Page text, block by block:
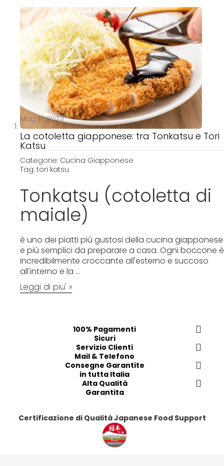
Mag 17 2023
La cotoletta giapponese: tra Tonkatsu e Tori
Katsu
Categorie: Cucina Giapponese
Tag: tori katsu
Tonkatsu (cotoletta di
maiale)
è uno dei piatti più gustosi della cucina giapponese
e più semplici da preparare a casa. Ogni boccone è
incredibilmente croccante all'esterno e succoso
all'interno e la ...
Leggi di piu' »
100% Pagamenti
Sicuri
Servizio Clienti
Mail & Telefono
Consegne Garantite
in tutta Italia
Alta Qualità
Garantita
Certificazione di Qualità Japanese Food Support